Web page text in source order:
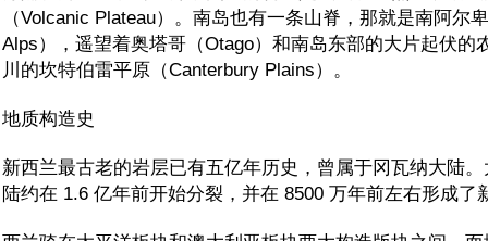
（Volcanic Plateau）。南岛也有一条山脊，那就是南阿尔
Alps），遥望着奥塔哥（Otago）和南岛东部的大片起伏的
川的坎特伯雷平原（Canterbury Plains）。
地质构造史
新西兰最古老的岩层已有五亿年历史，曾属于冈瓦纳大陆
陆约在 1.6 亿年前开始分裂，并在 8500 万年前左右形成了